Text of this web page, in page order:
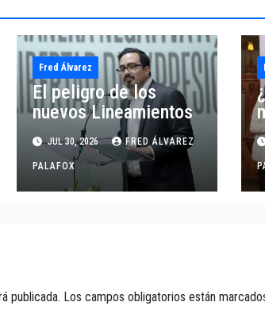
Fred Álvarez
El peligro de los
nuevos Lineamientos
JUL 30, 2026 FRED ÁLVAREZ
PALAFOX
publicada. Los campos obligatorios están